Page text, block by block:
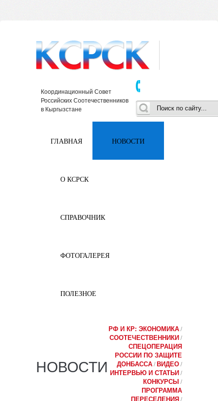
Координационный Совет
Российских Соотечественников
в Кыргызстане
ГЛАВНАЯ НОВОСТИ
О КСРСК
СПРАВОЧНИК
ФОТОГАЛЕРЕЯ
ПОЛЕЗНОЕ
НОВОСТИ
РФ И КР: ЭКОНОМИКА /
СООТЕЧЕСТВЕННИКИ /
СПЕЦОПЕРАЦИЯ
РОССИИ ПО ЗАЩИТЕ
ДОНБАССА / ВИДЕО /
ИНТЕРВЬЮ И СТАТЬИ /
КОНКУРСЫ /
ПРОГРАММА
ПЕРЕСЕЛЕНИЯ /